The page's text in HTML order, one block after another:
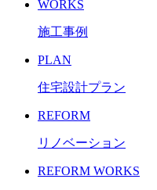
WORKS
施工事例
PLAN
住宅設計プラン
REFORM
リノベーション
REFORM WORKS